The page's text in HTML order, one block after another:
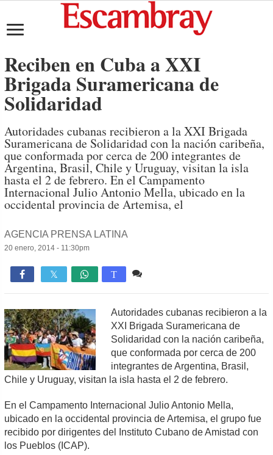
Reciben en Cuba a XXI
Brigada Suramericana de
Solidaridad
Autoridades cubanas recibieron a la XXI Brigada
Suramericana de Solidaridad con la nación caribeña,
que conformada por cerca de 200 integrantes de
Argentina, Brasil, Chile y Uruguay, visitan la isla
hasta el 2 de febrero. En el Campamento
Internacional Julio Antonio Mella, ubicado en la
occidental provincia de Artemisa, el
AGENCIA PRENSA LATINA
20 enero, 2014 - 11:30pm
 T
Autoridades cubanas recibieron a la
XXI Brigada Suramericana de
Solidaridad con la nación caribeña,
que conformada por cerca de 200
integrantes de Argentina, Brasil,
Chile y Uruguay, visitan la isla hasta el 2 de febrero.
En el Campamento Internacional Julio Antonio Mella,
ubicado en la occidental provincia de Artemisa, el grupo fue
recibido por dirigentes del Instituto Cubano de Amistad con
los Pueblos (ICAP).